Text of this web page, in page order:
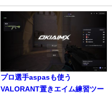
プロ選手aspasも使う
VALORANT置きエイム練習ツー